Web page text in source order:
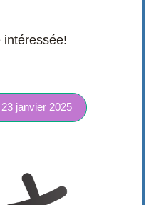
intéressée!
janvier 2025